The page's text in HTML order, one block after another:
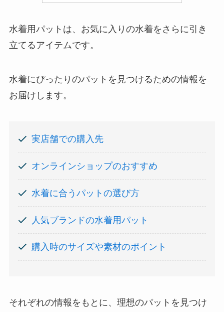
水着用パットは、お気に入りの水着をさらに引き
立てるアイテムです。
水着にぴったりのパットを見つけるための情報を
お届けします。
実店舗での購入先
オンラインショップのおすすめ
水着に合うパットの選び方
人気ブランドの水着用パット
購入時のサイズや素材のポイント
それぞれの情報をもとに、理想のパットを見つけ